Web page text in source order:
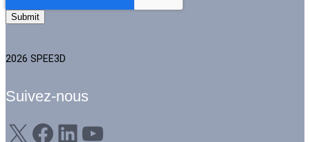
2026 SPEE3D
Suivez-nous
X Facebook LinkedIn YouTube